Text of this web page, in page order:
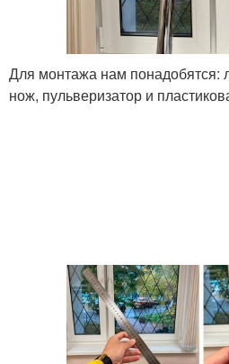
Для монтажа нам понадобятся:
нож, пульверизатор и